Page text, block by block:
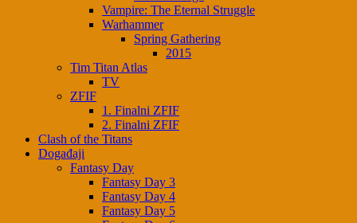
Vampire: The Eternal Struggle
Warhammer
Spring Gathering
2015
Tim Titan Atlas
TV
ZFIF
1. Finalni ZFIF
2. Finalni ZFIF
Clash of the Titans
Događaji
Fantasy Day
Fantasy Day 3
Fantasy Day 4
Fantasy Day 5